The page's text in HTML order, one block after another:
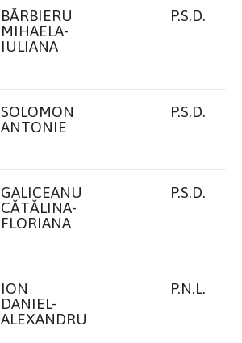
BĂRBIERU
MIHAELA-
IULIANA
P.S.D.
SOLOMON
ANTONIE
P.S.D.
GALICEANU
CĂTĂLINA-
FLORIANA
P.S.D.
ION
DANIEL-
ALEXANDRU
P.N.L.